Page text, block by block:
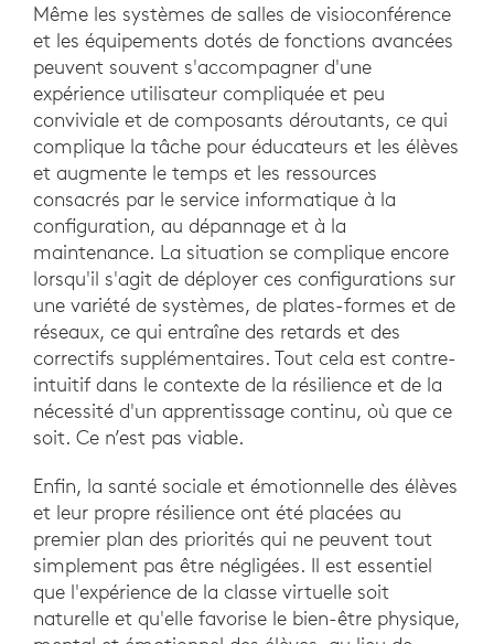
Même les systèmes de salles de visioconférence
et les équipements dotés de fonctions avancées
peuvent souvent s'accompagner d'une
expérience utilisateur compliquée et peu
conviviale et de composants déroutants, ce qui
complique la tâche pour éducateurs et les élèves
et augmente le temps et les ressources
consacrés par le service informatique à la
configuration, au dépannage et à la
maintenance. La situation se complique encore
lorsqu'il s'agit de déployer ces configurations sur
une variété de systèmes, de plates-formes et de
réseaux, ce qui entraîne des retards et des
correctifs supplémentaires. Tout cela est contre-
intuitif dans le contexte de la résilience et de la
nécessité d'un apprentissage continu, où que ce
soit. Ce n’est pas viable.
Enfin, la santé sociale et émotionnelle des élèves
et leur propre résilience ont été placées au
premier plan des priorités qui ne peuvent tout
simplement pas être négligées. Il est essentiel
que l'expérience de la classe virtuelle soit
naturelle et qu'elle favorise le bien-être physique,